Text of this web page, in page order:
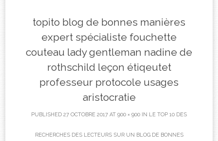
topito blog de bonnes manières
expert spécialiste fouchette
couteau lady gentleman nadine de
rothschild leçon étiqeutet
professeur protocole usages
aristocratie
PUBLISHED 27 OCTOBRE 2017 AT 900 × 900 IN LE TOP 10 DES
RECHERCHES DES LECTEURS SUR UN BLOG DE BONNES